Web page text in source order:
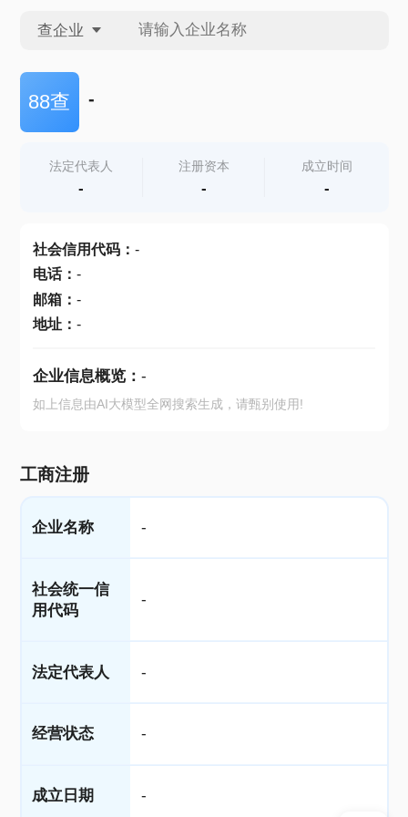
查企业
查企业
查产地
88查 -
法定代表人
-
注册资本
-
成立时间
-
社会信用代码： -
电话： -
邮箱： -
地址： -
企业信息概览： -
如上信息由AI大模型全网搜索生成，请甄别使用!
工商注册
企业名称 -
社会统一信
用代码
-
法定代表人 -
经营状态 -
成立日期 -